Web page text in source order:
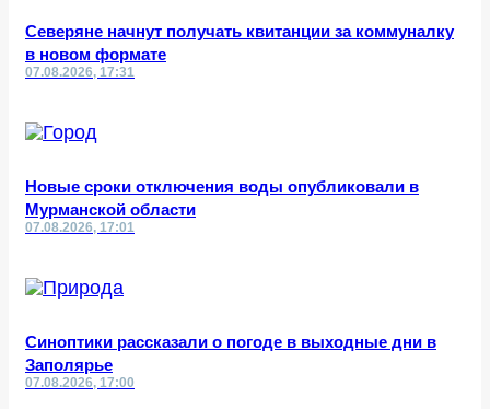
Северяне начнут получать квитанции за коммуналку
в новом формате
07.08.2026, 17:31
Новые сроки отключения воды опубликовали в
Мурманской области
07.08.2026, 17:01
Синоптики рассказали о погоде в выходные дни в
Заполярье
07.08.2026, 17:00